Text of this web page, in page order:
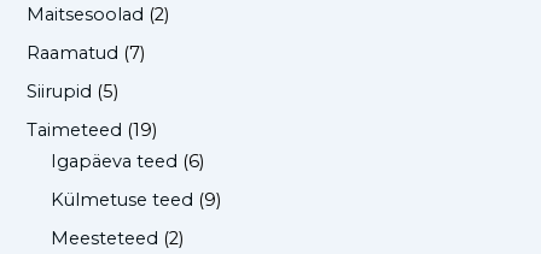
Maitsesoolad (2)
Raamatud (7)
Siirupid (5)
Taimeteed (19)
Igapäeva teed (6)
Külmetuse teed (9)
Meesteteed (2)